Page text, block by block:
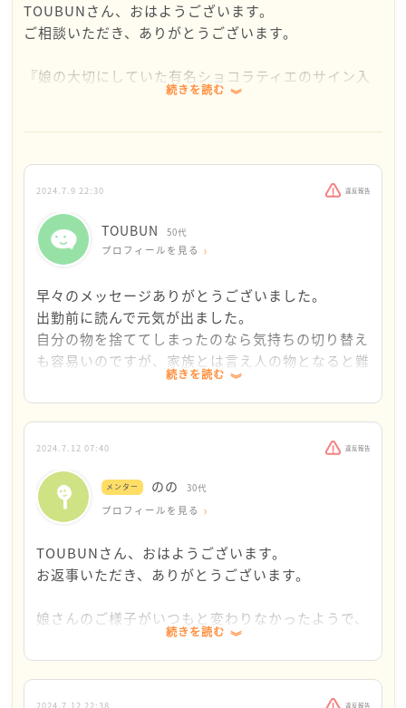
TOUBUNさん、おはようございます。
ご相談いただき、ありがとうございます。
『娘の大切にしていた有名ショコラティエのサイン入
りの箱を誤って捨ててしまいました。ゴミ箱に入れた
大切にしていたものだから、娘さんの動揺とショック
す。謝罪もしているので、娘さんは理解してくれると
思いますが…。その後の娘さんの反応はどうだったの
『娘は理不尽な理由で解雇されて求職中ですが、元々
メンタル面で弱い子です。』の内容から、娘さんの様
子で気になるところがあり、そちらを心配されている
のかな？と私は思いました。
親としても娘さんの仕事のことは気になるし心配にな
りますよね。
続きを読む
2024.7.9 22:30 違反報告
TOUBUN 50代
プロフィールを見る
早々のメッセージありがとうございました。
出勤前に読んで元気が出ました。
自分の物を捨ててしまったのなら気持ちの切り替え
も容易いのですが、家族とは言え人の物となると難
夜帰宅したらいつも通りの娘が迎えてくれたのでホ
ッとしました。
秋になったらそのショコラティエのお店のアフタヌ
ーンティーに娘を誘おうと思います。
初めてこちらに書き込みましたが、凄く力になりま
した。
続きを読む
2024.7.12 07:40 違反報告
メンター のの 30代
プロフィールを見る
TOUBUNさん、おはようございます。
お返事いただき、ありがとうございます。
娘さんのご様子がいつもと変わりなかったようで、
そうですよね。相手の大切なものを知っていなが
続きを読む
2024.7.12 22:38 違反報告